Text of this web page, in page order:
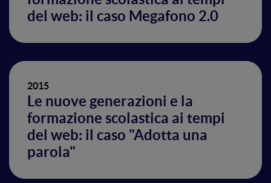
del web: il caso Megafono 2.0
2015
Le nuove generazioni e la
formazione scolastica ai tempi
del web: il caso "Adotta una
parola"